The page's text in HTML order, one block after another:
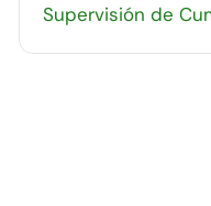
Supervisión de